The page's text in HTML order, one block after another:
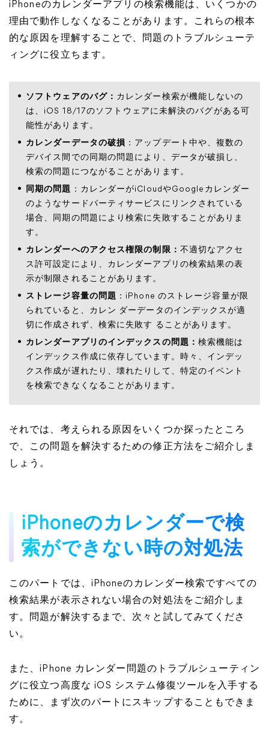
iPhoneのカレンダーアプリの検索機能は、いくつかの
理由で動作しなくなることがあります。これらの根本
的な原因を理解することで、問題のトラブルシューテ
ィングに役立ちます。
ソフトウェアのバグ： カレンダー検索が機能しないの
は、iOS 18/17のソフトウェアに未解決のバグがある可
能性があります。
カレンダーデータの破損 ：アップデート中や、複数の
デバイス間での同期の問題により、データが破損し、
検索の問題につながることがあります。
同期の問題 ：カレンダーがiCloudやGoogleカレンダー
のようなサードパーティサービスにリンクされている
場合、同期の問題により検索に失敗することがありま
す。
カレンダーへのアクセス権限の制限： 不適切なアクセ
ス許可設定により、カレンダーアプリの検索結果の表
示が制限されることがあります。
ストレージ容量の問題 ：iPhone のストレージ容量が限
られていると、カレン ダーデータのインデックスが適
切に作成されず、検索に失敗す ることがあります。
カレンダーアプリのインデックスの問題： 検索機能は
インデックス作成に依存しています。時々、インデッ
クス作成が遅れたり、壊れたりして、特定のイベント
を検索できなくなることがあります。
それでは、考えられる原因をいくつか探ったところ
で、この問題を解決するための修正方法をご紹介しま
しょう。
iPhoneのカレンダーで検
索ができない時の対処法
このパートでは、iPhoneのカレンダー検索ですべての
検索結果が表示されない場合の対処法をご紹介しま
す。問題が解決するまで、次々と試してみてくださ
い。
また、iPhone カレンダー問題のトラブルシューティン
グに役立つ高度な iOS システム修復ツールを入手する
ために、まず次のパートにスキップすることもできま
す。